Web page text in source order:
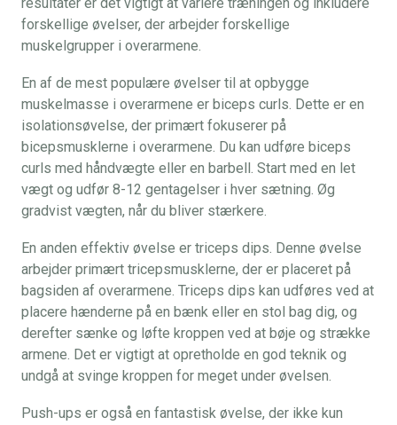
forskellige øvelser, der arbejder forskellige
muskelgrupper i overarmene.
En af de mest populære øvelser til at opbygge
muskelmasse i overarmene er biceps curls. Dette er en
isolationsøvelse, der primært fokuserer på
bicepsmusklerne i overarmene. Du kan udføre biceps
curls med håndvægte eller en barbell. Start med en let
vægt og udfør 8-12 gentagelser i hver sætning. Øg
gradvist vægten, når du bliver stærkere.
En anden effektiv øvelse er triceps dips. Denne øvelse
arbejder primært tricepsmusklerne, der er placeret på
bagsiden af overarmene. Triceps dips kan udføres ved at
placere hænderne på en bænk eller en stol bag dig, og
derefter sænke og løfte kroppen ved at bøje og strække
armene. Det er vigtigt at opretholde en god teknik og
undgå at svinge kroppen for meget under øvelsen.
Push-ups er også en fantastisk øvelse, der ikke kun